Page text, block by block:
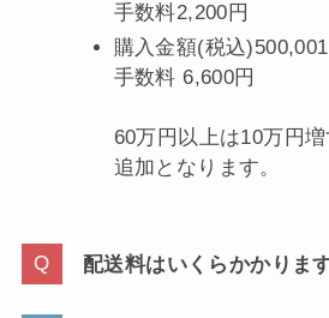
手数料2,200円
購入金額(税込
手数料 6,600円
60万円以上は10万円
追加となります。
配送料はいくらかかりま